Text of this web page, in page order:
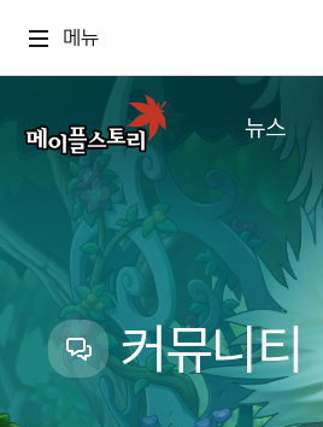
메뉴
뉴스
업데이트
이벤트
캐시샵 공지
메이플 알림판
with maple
커뮤니티